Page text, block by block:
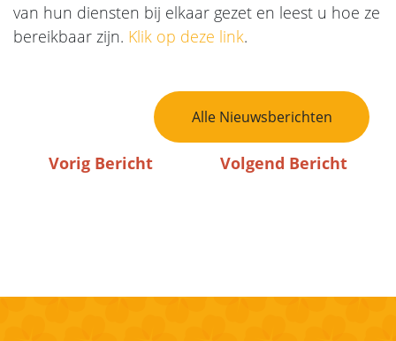
van hun diensten bij elkaar gezet en leest u hoe ze
bereikbaar zijn. Klik op deze link.
Bericht Navigatie
Alle Nieuwsberichten
Vorig Bericht Volgend Bericht